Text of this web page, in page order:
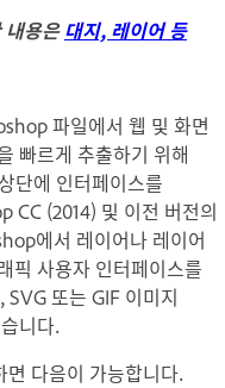
내용은대지, 레이어 등
파일에서 웹 및 화면
빠르게 추출하기 위해
단에 인터페이스를
CC (2014) 및 이전 버전의
에서 레이어나 레이어
픽 사용자 인터페이스를
SVG 또는 GIF 이미지
니다.
다음이 가능합니다.